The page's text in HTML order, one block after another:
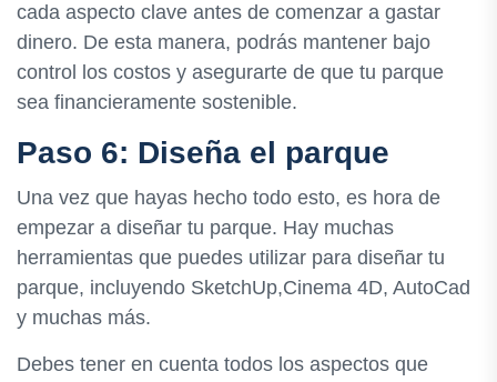
cada aspecto clave antes de comenzar a gastar
dinero. De esta manera, podrás mantener bajo
control los costos y asegurarte de que tu parque
sea financieramente sostenible.
Paso 6: Diseña el parque
Una vez que hayas hecho todo esto, es hora de
empezar a diseñar tu parque. Hay muchas
herramientas que puedes utilizar para diseñar tu
parque, incluyendo SketchUp,Cinema 4D, AutoCad
y muchas más.
Debes tener en cuenta todos los aspectos que